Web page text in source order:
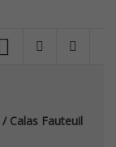
/ Calas Fauteuil